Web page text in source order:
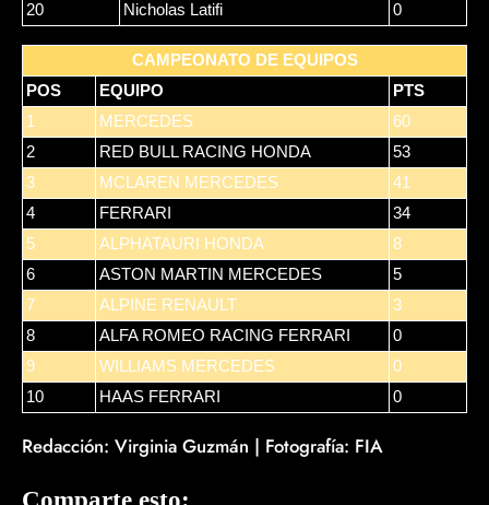
20
Nicholas Latifi 0
CAMPEONATO DE EQUIPOS
POS
EQUIPO
PTS
1
MERCEDES
60
2
RED BULL RACING HONDA
53
3
MCLAREN MERCEDES
41
4
FERRARI
34
5
ALPHATAURI HONDA
8
6
ASTON MARTIN MERCEDES
5
7
ALPINE RENAULT
3
8
ALFA ROMEO RACING FERRARI
0
9
WILLIAMS MERCEDES
0
10
HAAS FERRARI 0
Redacción: Virginia Guzmán | Fotografía: FIA